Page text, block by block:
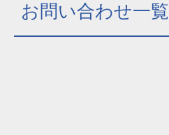
お問い合わせ一覧